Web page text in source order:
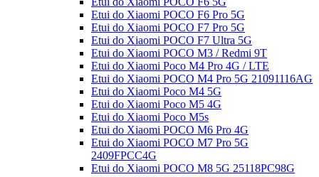
Etui do Xiaomi POCO F6 Pro 5G
Etui do Xiaomi POCO F7 Pro 5G
Etui do Xiaomi POCO F7 Ultra 5G
Etui do Xiaomi POCO M3 / Redmi 9T
Etui do Xiaomi Poco M4 Pro 4G / LTE
Etui do Xiaomi POCO M4 Pro 5G 21091116AG
Etui do Xiaomi Poco M4 5G
Etui do Xiaomi Poco M5 4G
Etui do Xiaomi Poco M5s
Etui do Xiaomi POCO M6 Pro 4G
Etui do Xiaomi POCO M7 Pro 5G
2409FPCC4G
Etui do Xiaomi POCO M8 5G 25118PC98G